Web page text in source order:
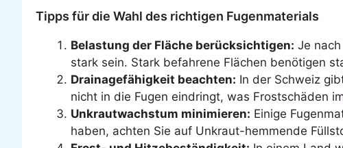
Tipps für die Wahl des richtigen Fugenmaterials
Belastung der Fläche berücksichtigen: Je
stark sein. Stark befahrene Flächen benötigen
Drainagefähigkeit beachten: In der Schweiz
nicht in die Fugen eindringt, was Frostschäden
Unkrautwachstum minimieren: Einige
haben, achten Sie auf Unkraut-hemmende